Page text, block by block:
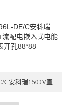
PZ96L-DE/C安科瑞1500V直流配电嵌入式电能表开孔88*88